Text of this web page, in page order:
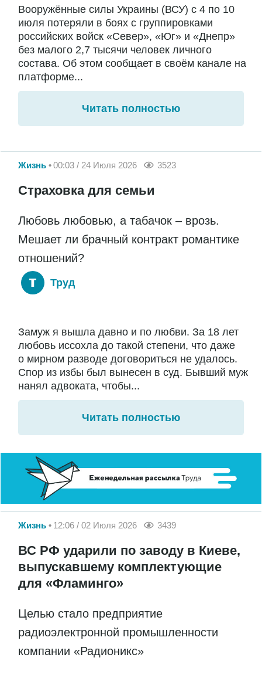
Вооружённые силы Украины (ВСУ) с 4 по 10
июля потеряли в боях с группировками
российских войск «Север», «Юг» и «Днепр»
без малого 2,7 тысячи человек личного
состава. Об этом сообщает в своём канале на
платформе...
Читать полностью
Жизнь 00:03 / 24 Июля 2026 3523
Страховка для семьи
Любовь любовью, а табачок – врозь.
Мешает ли брачный контракт романтике
отношений?
Труд
Замуж я вышла давно и по любви. За 18 лет
любовь иссохла до такой степени, что даже
о мирном разводе договориться не удалось.
Спор из избы был вынесен в суд. Бывший муж
нанял адвоката, чтобы...
Читать полностью
Жизнь 12:06 / 02 Июля 2026 3439
ВС РФ ударили по заводу в Киеве,
выпускавшему комплектующие
для «Фламинго»
Целью стало предприятие
радиоэлектронной промышленности
компании «Радионикс»